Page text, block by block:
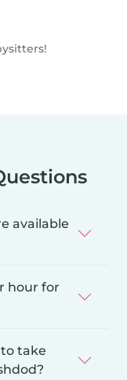
available
hour for
take